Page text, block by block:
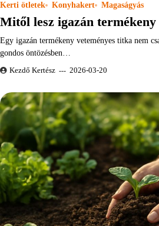
Kerti ötletek Konyhakert Magaságyás
Mitől lesz igazán termékeny
Egy igazán termékeny veteményes titka nem
gondos öntözésben…
Kezdő Kertész 2026-03-20